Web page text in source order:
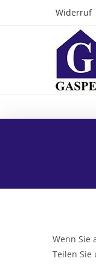
Widerruf
Wenn Sie
Teilen